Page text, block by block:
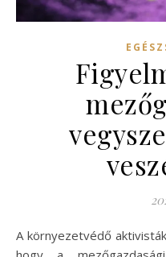
A környezetvédő aktivisták aggodalmukat fejezik ki amiatt,